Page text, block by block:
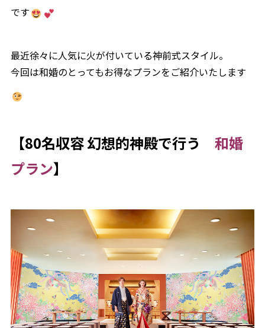
GENNU（ジェンヌ）
アクセス
式をされるお客様へ
列席者の皆様へ
ブライダルエステ
スタッフ情報
卒花パーティー・リレフェス
です
最近徐々に人気に火が付いている神前式スタイル。
今回は和婚のとってもお得なプランをご紹介いたします
【80名収容 幻想的神殿で行う 和婚
プラン】